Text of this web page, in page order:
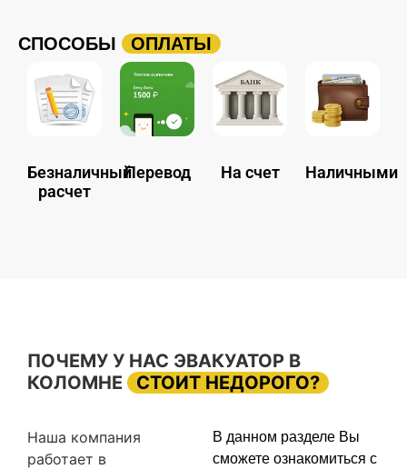
СПОСОБЫ ОПЛАТЫ
Безналичный
расчет
Перевод На счет Наличными
ПОЧЕМУ У НАС ЭВАКУАТОР В
КОЛОМНЕ
СТОИТ НЕДОРОГО?
Наша компания
работает в
В данном разделе Вы
сможете ознакомиться с